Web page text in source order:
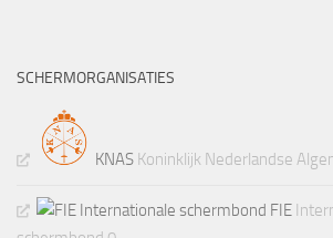
SCHERMORGANISATIES
KNAS Koninklijk Nederlandse
FIE